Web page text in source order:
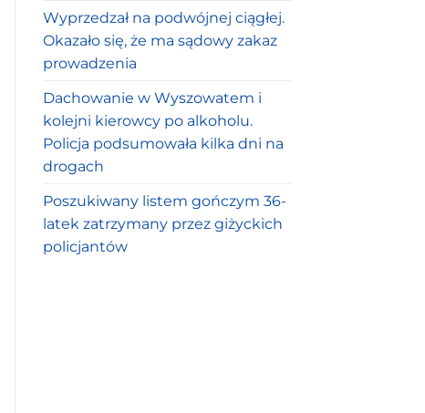
Wyprzedzał na podwójnej ciągłej.
Okazało się, że ma sądowy zakaz
prowadzenia
Dachowanie w Wyszowatem i
kolejni kierowcy po alkoholu.
Policja podsumowała kilka dni na
drogach
Poszukiwany listem gończym 36-
latek zatrzymany przez giżyckich
policjantów